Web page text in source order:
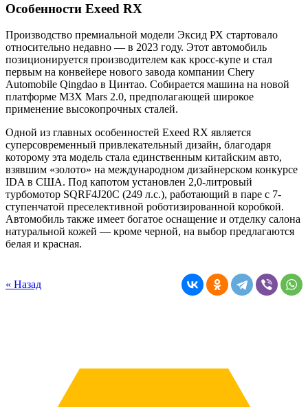
Особенности Exeed RX
Производство премиальной модели Эксид РХ стартовало
относительно недавно — в 2023 году. Этот автомобиль
позиционируется производителем как кросс-купе и стал
первым на конвейере нового завода компании Chery
Automobile Qingdao в Цинтао. Собирается машина на новой
платформе M3X Mars 2.0, предполагающей широкое
применение высокопрочных сталей.
Одной из главных особенностей Exeed RX является
суперсовременный привлекательный дизайн, благодаря
которому эта модель стала единственным китайским авто,
взявшим «золото» на международном дизайнерском конкурсе
IDA в США. Под капотом установлен 2,0-литровый
турбомотор SQRF4J20C (249 л.с.), работающий в паре с 7-
ступенчатой преселективной роботизированной коробкой.
Автомобиль также имеет богатое оснащение и отделку салона
натуральной кожей — кроме черной, на выбор предлагаются
белая и красная.
« Назад